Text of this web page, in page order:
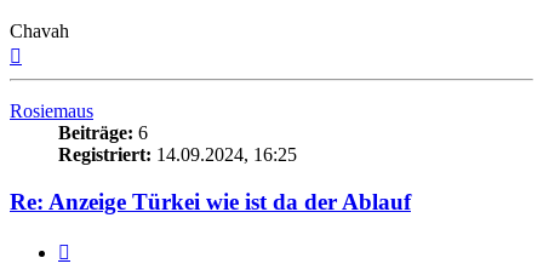
Chavah
Rosiemaus
Beiträge: 6
Registriert: 14.09.2024, 16:25
Re: Anzeige Türkei wie ist da der Ablauf